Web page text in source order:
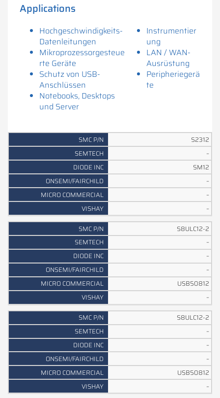
Applications
Hochgeschwindigkeits-
Datenleitungen
Mikroprozessorgesteue
rte Geräte
Schutz von USB-
Anschlüssen
Notebooks, Desktops
und Server
Instrumentier
ung
LAN / WAN-
Ausrüstung
Peripheriegerä
te
M
C
/
S
E
T
E
C
H
D
O
D
I
C
N
S
M
I/
F
A
I
R
C
I
L
D
I
C
O
C
O
M
M
E
R
I
A
L
V
I
S
A
S2312
–
SM12
–
–
–
S8ULC12-2
–
–
–
USB50812
–
S8ULC12-2
–
–
–
USB50812
–